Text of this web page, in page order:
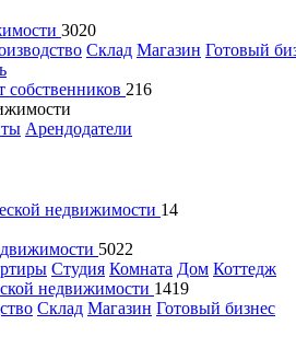
3020
Склад Магазин Готовый
собственников 216
Арендодатели
недвижимости 14
5022
Студия Комната Дом Коттедж
недвижимости 1419
Склад Магазин Готовый бизнес